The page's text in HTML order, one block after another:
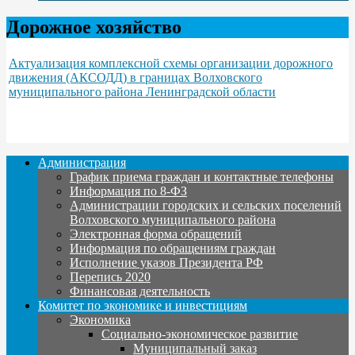
Дорожное хозяйство
Актуализация комплексной схемы организации дорожного
движения (АКСОДД) в границах Волховского
муниципального района Ленинградской области
Администрация
График приема граждан и контактные телефоны
Информация по 8-ФЗ
Администрации городских и сельских поселений
Волховского муниципального района
Электронная форма обращений
Информация по обращениям граждан
Исполнение указов Президента РФ
Перепись 2020
Финансовая деятельность
Комитет по экономике и инвестициям
Экономика
Социально-экономическое развитие
Муниципальный заказ